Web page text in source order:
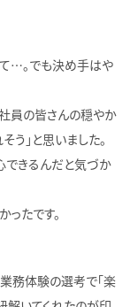
…。でも決め手はや
員の皆さんの穏やか
う」と思いました。
できるんだと気づか
たです。
務体験の選考で「楽